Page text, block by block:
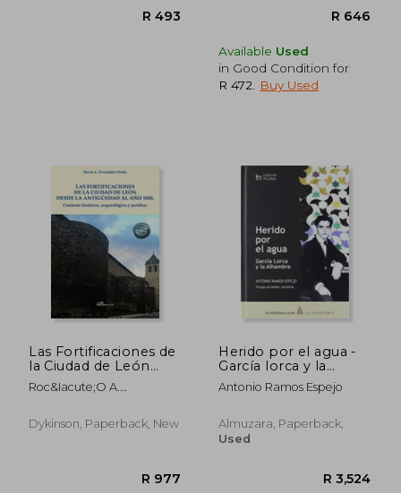
Available Used
in Good Condition for
R 472
Buy Used
Las Fortificaciones de
la Ciudad de León
Desde la Antigüedad
al año 1000: Contexto
Arqueológico y
Roc&Iacute;O A.
Ord&Aacute;S
Dykinson, Paperback, New
Herido por el agua -
García lorca y la
alhambra (Biblioteca
De La Alhambra) (in
Antonio Ramos Espejo
Almuzara, Paperback,
Used